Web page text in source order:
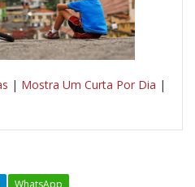
| Mostra Um Curta Por Dia |